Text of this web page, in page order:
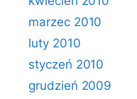
marzec 2010
luty 2010
styczeń 2010
grudzień 2009